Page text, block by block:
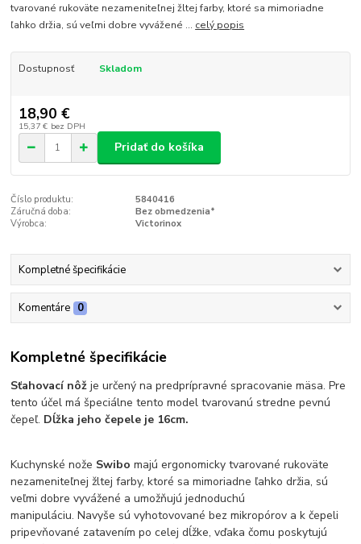
tvarované rukoväte nezameniteľnej žltej farby, ktoré sa mimoriadne
ľahko držia, sú veľmi dobre vyvážené ... celý popis
Dostupnosť Skladom
18,90 €
15,37 € bez DPH
Pridať do košíka
Číslo produktu:
5840416
Záručná doba:
Bez obmedzenia*
Výrobca:
Victorinox
Kompletné špecifikácie
Komentáre 0
Kompletné špecifikácie
Sťahovací nôž je určený na predprípravné spracovanie mäsa. Pre
tento účel má špeciálne tento model tvarovanú stredne pevnú
čepeľ. Dĺžka jeho čepele je 16cm.
Kuchynské nože Swibo majú ergonomicky tvarované rukoväte
nezameniteľnej žltej farby, ktoré sa mimoriadne ľahko držia, sú
veľmi dobre vyvážené a umožňujú jednoduchú
manipuláciu. Navyše sú vyhotovované bez mikropórov a k čepeli
pripevňované zatavením po celej dĺžke, vďaka čomu poskytujú